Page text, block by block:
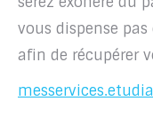
vous dispense
afin de récupérer